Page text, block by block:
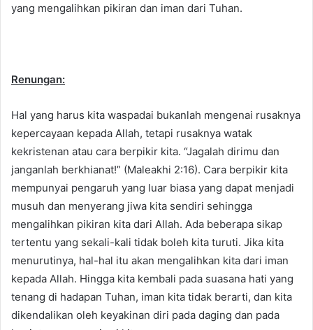
yang mengalihkan pikiran dan iman dari Tuhan.
Renungan:
Hal yang harus kita waspadai bukanlah mengenai rusaknya
kepercayaan kepada Allah, tetapi rusaknya watak
kekristenan atau cara berpikir kita. “Jagalah dirimu dan
janganlah berkhianat!” (Maleakhi 2:16). Cara berpikir kita
mempunyai pengaruh yang luar biasa yang dapat menjadi
musuh dan menyerang jiwa kita sendiri sehingga
mengalihkan pikiran kita dari Allah. Ada beberapa sikap
tertentu yang sekali-kali tidak boleh kita turuti. Jika kita
menurutinya, hal-hal itu akan mengalihkan kita dari iman
kepada Allah. Hingga kita kembali pada suasana hati yang
tenang di hadapan Tuhan, iman kita tidak berarti, dan kita
dikendalikan oleh keyakinan diri pada daging dan pada